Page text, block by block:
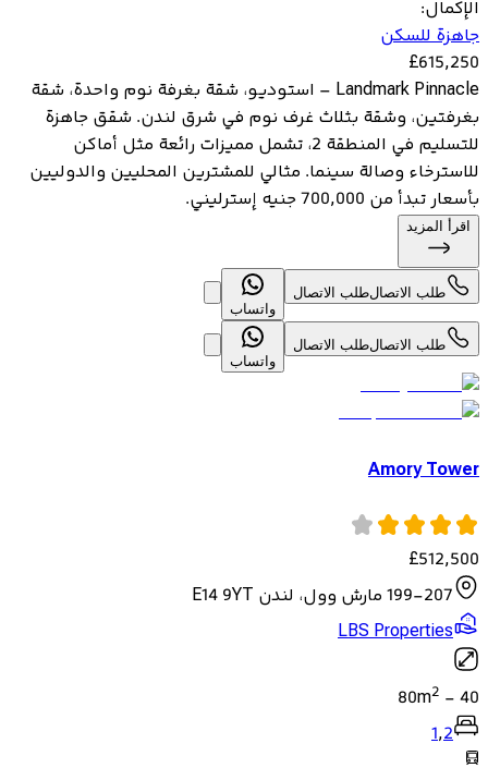
الإكمال:
جاهزة للسكن
£615,250
Landmark Pinnacle – استوديو، شقة بغرفة نوم واحدة، شقة
بغرفتين، وشقة بثلاث غرف نوم في شرق لندن. شقق جاهزة
للتسليم في المنطقة 2، تشمل مميزات رائعة مثل أماكن
للاسترخاء وصالة سينما. مثالي للمشترين المحليين والدوليين
بأسعار تبدأ من 700,000 جنيه إسترليني.
اقرأ المزيد
طلب الاتصالطلب الاتصال
واتساب
طلب الاتصالطلب الاتصال
واتساب
Amory Tower
£512,500
199-207 مارش وول، لندن E14 9YT
LBS Properties
40
-
80m2
1,2